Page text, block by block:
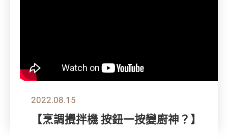
2022.08.15
【烹調攪拌機 按鈕一按變廚神？】